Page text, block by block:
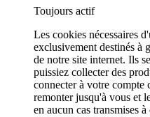
Toujours actif
Les cookies nécessaires
exclusivement destinés à
de notre site internet. Ils
puissiez collecter des
connecter à votre compte
remonter jusqu'à vous et
en aucun cas transmises à